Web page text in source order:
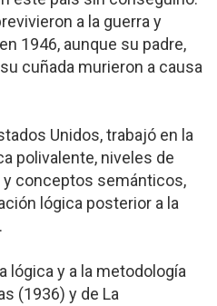
a la guerra y
1946, aunque su padre,
cuñada murieron a causa
Unidos, trabajó en la
polivalente, niveles de
y conceptos semánticos,
lógica posterior a la
lógica y a la metodología
(1936) y de La